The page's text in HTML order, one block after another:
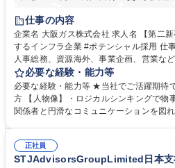
服装自由
第二新卒歓迎
仕事の内容
企業名 大阪ガス株式会社 求人名 【第二新卒】事務系総合職 #関西を代表
するインフラ企業 #ポテンシャル採用 仕事の内容 事務系総合職として、
人事総務、資源海外、事業企画、営業な
す。 【業務内容の一例】■所属事業部の
務 ■営業部門の企画スタッフ、ルート営業 【キャリアパス】入社後の配
ポジションで一定期間ご活躍頂いた後、
鑑みてジョブローテーションを行います
表するインフラ企業 #ポテンシャル採用
必要な経験・能力等
必要な経験・能力等 ★当社でご活躍期待
方 【人物像】・ロジカルシンキングで物
関係者と円滑なコミュニケーションを図れる ■2024年度から2026
72.html ■エネルギーセキュリティの不安
甚大化など、これまで以上に社会課題解
正社員
STJAdvisorsGroupLimited日本支